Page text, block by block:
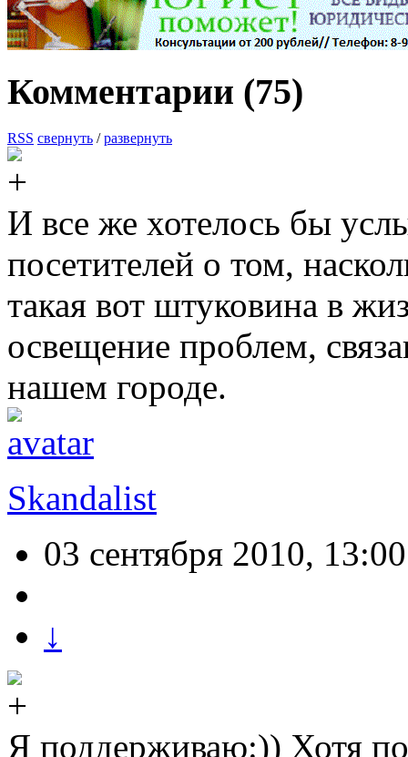
Комментарии (75)
RSS свернуть /развернуть
И все же хотелось бы
посетителей о том,
такая вот штуковина в
освещение проблем,
нашем городе.
Skandalist
03 сентября 2010, 13:00
↓
Я поддерживаю:)) Хотя